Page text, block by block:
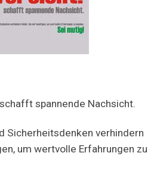
schafft spannende Nachsicht.
Sicherheitsdenken verhindern
um wertvolle Erfahrungen zu